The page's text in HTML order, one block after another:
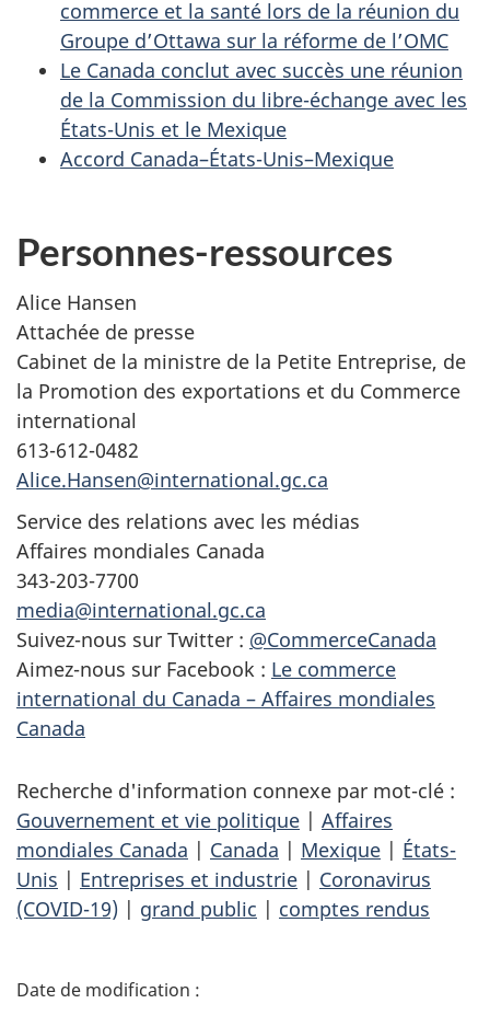
commerce et la santé lors de la réunion du
Groupe d’Ottawa sur la réforme de l’OMC
Le Canada conclut avec succès une réunion
de la Commission du libre-échange avec les
États-Unis et le Mexique
Accord Canada–États-Unis–Mexique
Personnes-ressources
Alice Hansen
Attachée de presse
Cabinet de la ministre de la Petite Entreprise, de
la Promotion des exportations et du Commerce
international
613-612-0482
Alice.Hansen@international.gc.ca
Service des relations avec les médias
Affaires mondiales Canada
343-203-7700
media@international.gc.ca
Suivez-nous sur Twitter : @CommerceCanada
Aimez-nous sur Facebook : Le commerce
international du Canada – Affaires mondiales
Canada
Recherche d'information connexe par mot-clé :
Gouvernement et vie politique | Affaires
mondiales Canada | Canada | Mexique | États-
Unis | Entreprises et industrie | Coronavirus
(COVID-19) | grand public | comptes rendus
D